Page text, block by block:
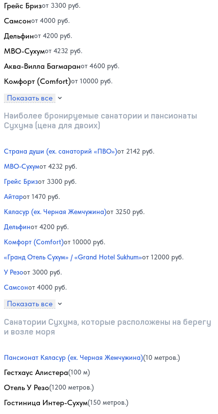
Грейс Бризот 3300 руб.
Самсонот 4000 руб.
Дельфинот 4200 руб.
МВО-Сухумот 4232 руб.
Аква-Вилла Багмаранот 4600 руб.
Комфорт (Comfort)от 10000 руб.
Показать все
Наиболее бронируемые санатории и пансионаты
Сухума (цена для двоих)
Страна души (ex. санаторий «ПВО»)от 2142 руб.
МВО-Сухумот 4232 руб.
Грейс Бризот 3300 руб.
Айтарот 1470 руб.
Кяласур (ex. Черная Жемчужина)от 3250 руб.
Дельфинот 4200 руб.
Комфорт (Comfort)от 10000 руб.
«Гранд Отель Сухум» / «Grand Hotel Sukhum»от 12000 руб.
У Резоот 3000 руб.
Самсонот 4000 руб.
Показать все
Санатории Сухума, которые расположены на берегу
и возле моря
Пансионат Кяласур (ex. Черная Жемчужина)(10 метров.)
Гестхаус Алистера(100 м)
Отель У Резо(1200 метров.)
Гостиница Интер-Сухум(150 метров.)